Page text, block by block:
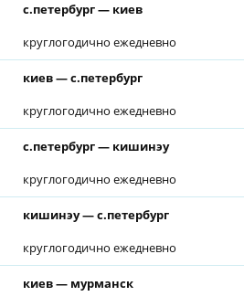
с.петербург — киев
круглогодично ежедневно
киев — с.петербург
круглогодично ежедневно
с.петербург — кишинэу
круглогодично ежедневно
кишинэу — с.петербург
круглогодично ежедневно
киев — мурманск